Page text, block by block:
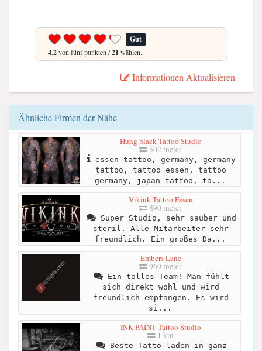
Gut
4.2von fünf punkten /21 wählen.
Informationen Aktualisieren
Ähnliche Firmen der Nähe
Hưng black Tattoo Studio
502 meter
essen tattoo, germany, germany
tattoo, tattoo essen, tattoo
germany, japan tattoo, ta...
Vikink Tattoo Essen
890 meter
Super Studio, sehr sauber und
steril. Alle Mitarbeiter sehr
freundlich. Ein großes Da...
Embers Lane
969 meter
Ein tolles Team! Man fühlt
sich direkt wohl und wird
freundlich empfangen. Es wird
si...
INK PAINT Tattoo Studio
1 km
Beste Tatto laden in ganz